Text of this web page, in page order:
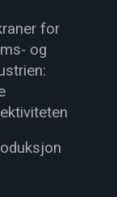
for
og